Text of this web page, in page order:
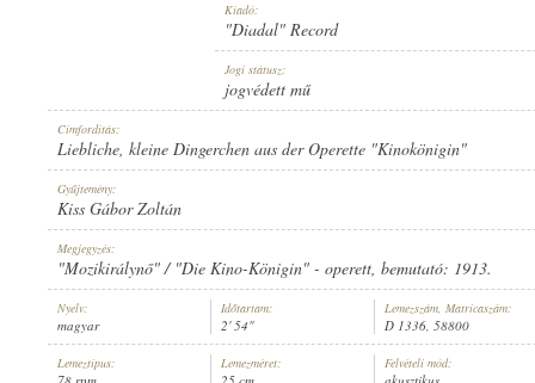
D 1336
Kiadó:
"Diadal" Record
Jogi státusz:
jogvédett mű
Címfordítás:
Liebliche, kleine Dingerchen aus der Operette "Kinokönigin"
Gyűjtemény:
Kiss Gábor Zoltán
Megjegyzés:
"Mozikirálynő" / "Die Kino-Königin" - operett, bemutató: 1913.
Nyelv:
magyar
Időtartam:
2' 54"
Lemezszám, Matricaszám:
D 1336, 58800
Lemeztípus: Lemezméret: Felvételi mód: